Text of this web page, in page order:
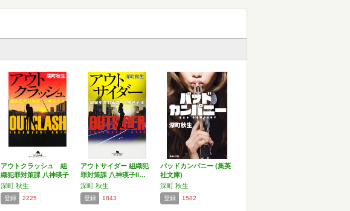
アウトクラッシュ 組
織犯罪対策課 八神瑛子
Ⅱ…
深町 秋生
登録 2225
アウトサイダー 組織犯
罪対策課 八神瑛子II…
深町 秋生
登録 1843
バッドカンパニー (集英
社文庫)
深町 秋生
登録 1582